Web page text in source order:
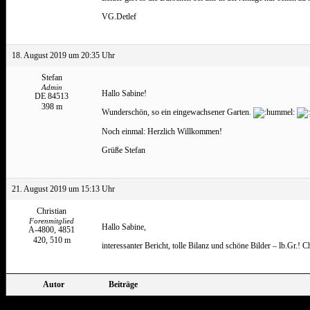
VG.Detlef
18. August 2019 um 20:35 Uhr
Stefan
Admin
DE 84513
398 m
Hallo Sabine!
Wunderschön, so ein eingewachsener Garten.
Noch einmal: Herzlich Willkommen!
Grüße Stefan
21. August 2019 um 15:13 Uhr
Christian
Forenmitglied
A-4800, 4851
420, 510 m
Hallo Sabine,
interessanter Bericht, tolle Bilanz und schöne Bilder – lb.Gr.!
Autor Beiträge